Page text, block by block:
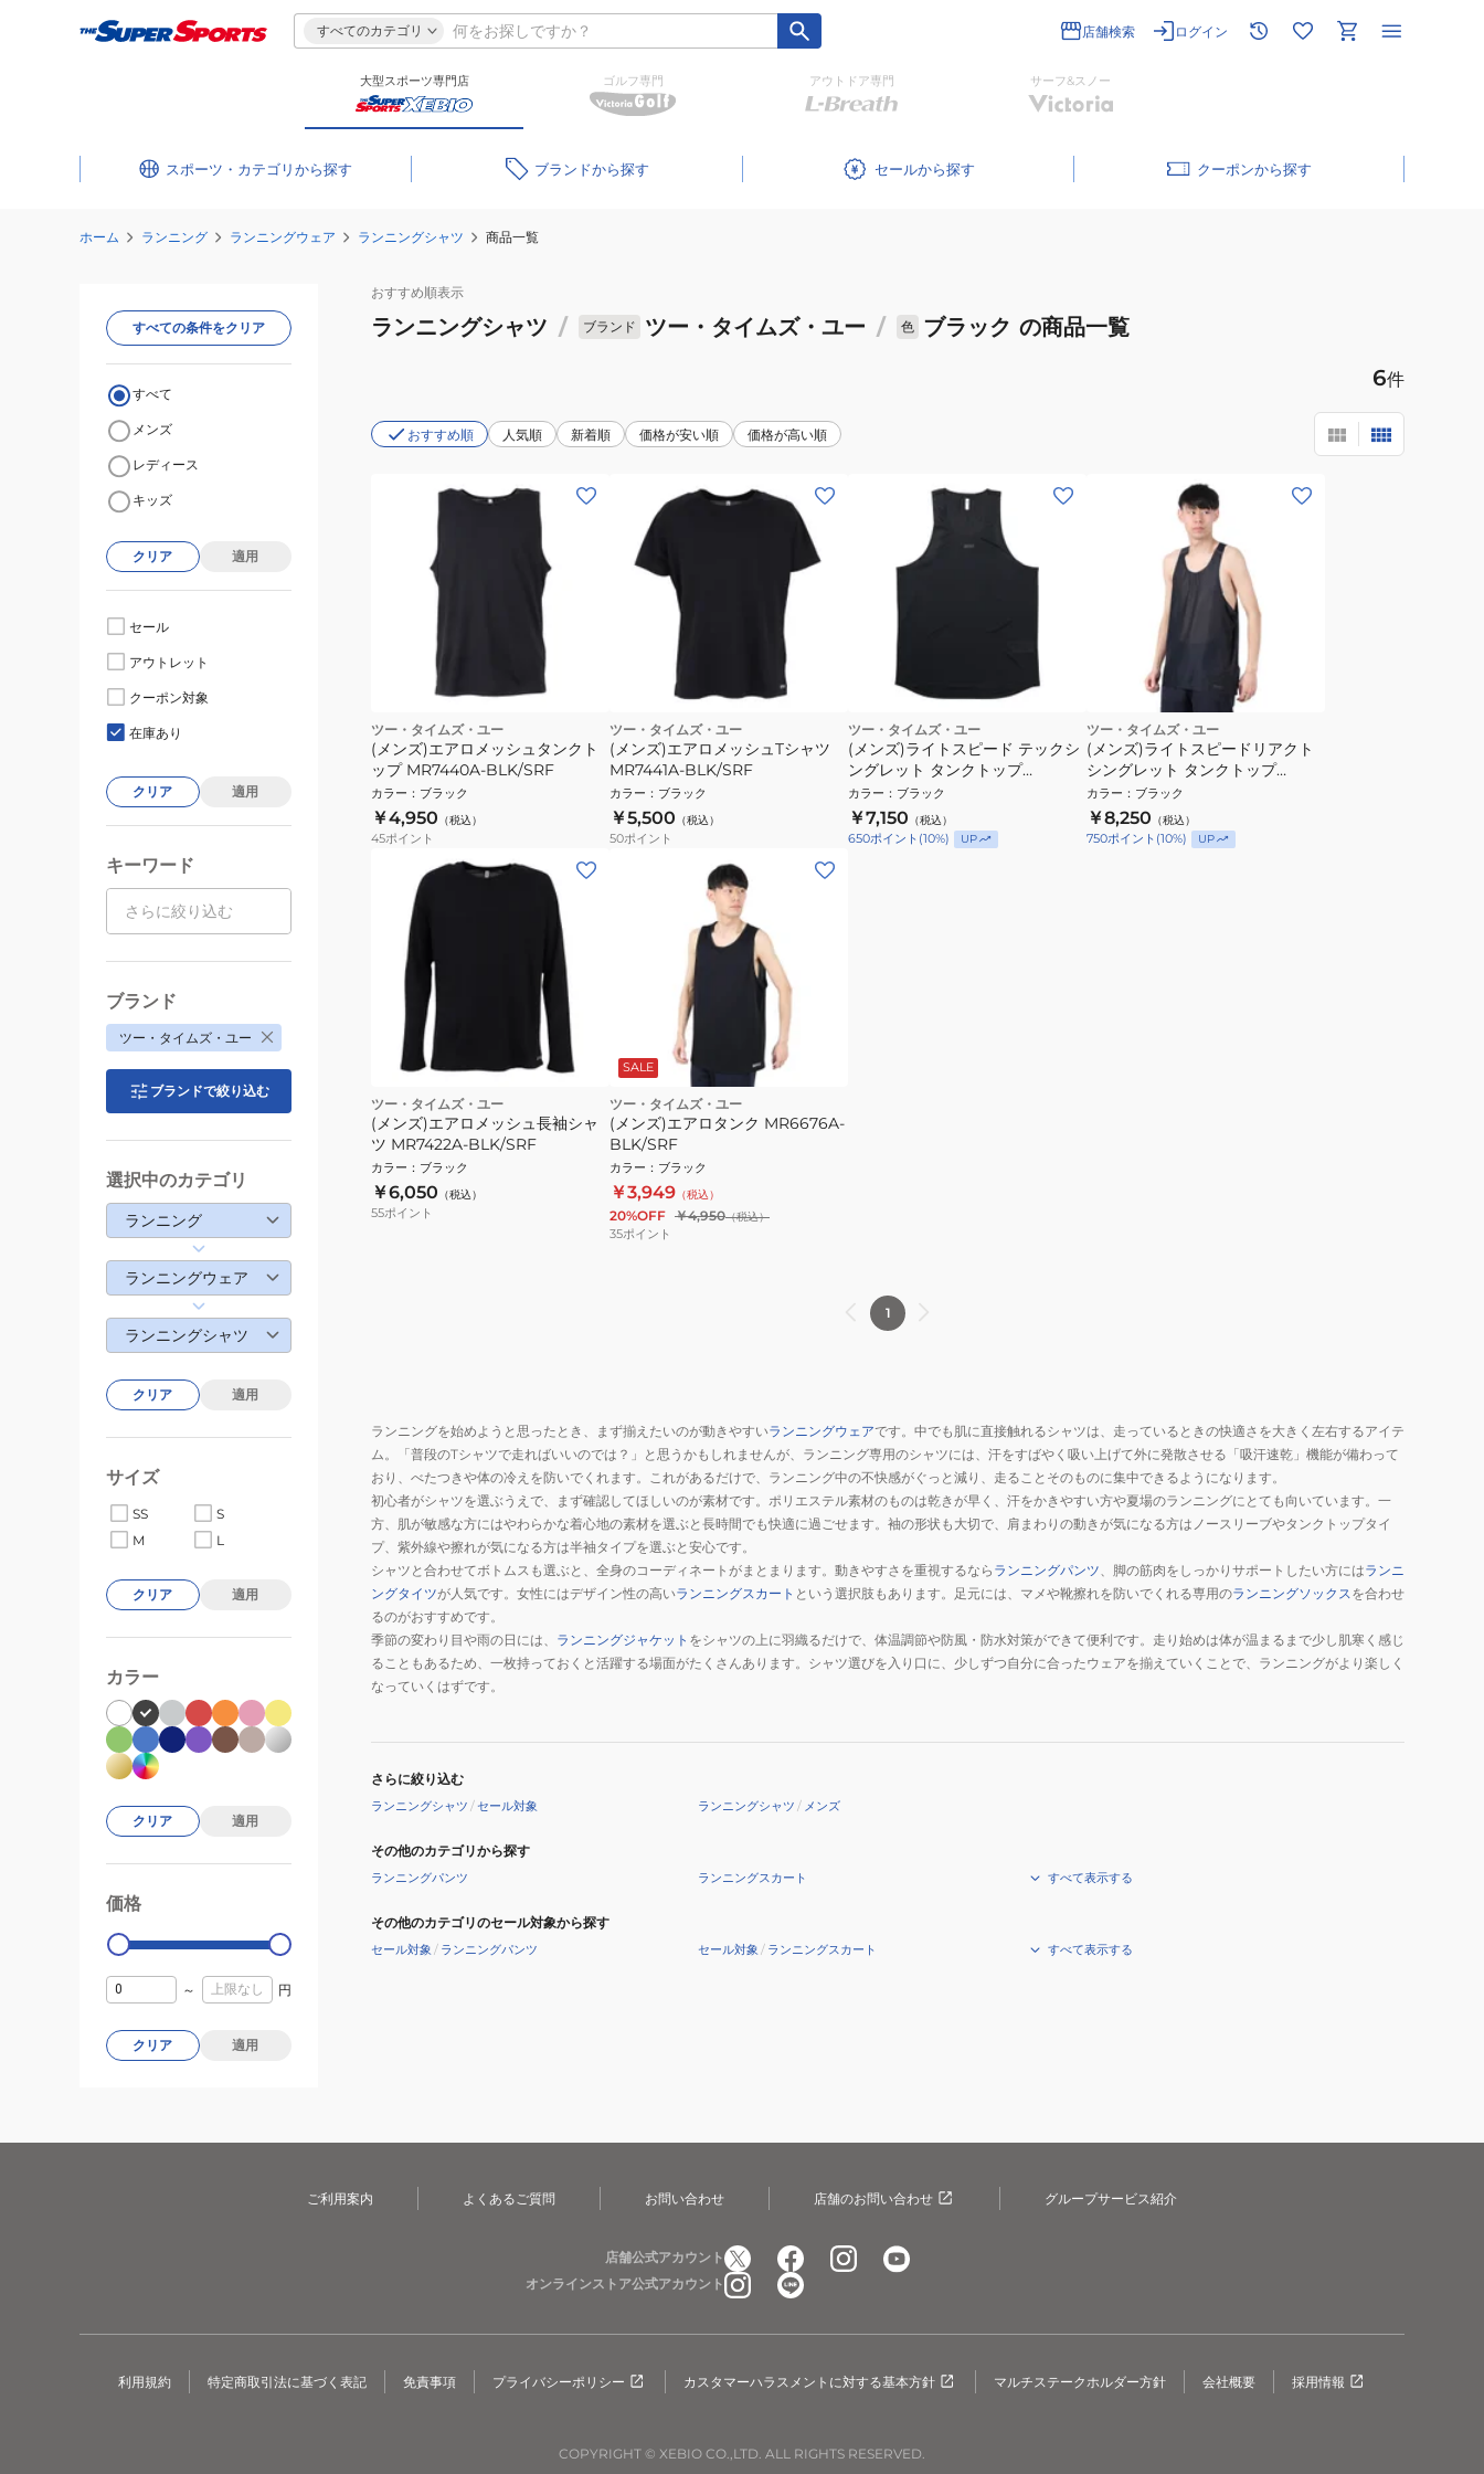
すべてのカテゴリ 店舗検索 ログイン
大型スポーツ専門店 ゴルフ専門 アウトドア専門 サーフ&スノー
スポーツ・カテゴリ ブランド セール クーポン
ホーム ランニング ランニングウェア ランニングシャツ 商品一覧
おすすめ順表示
ランニングシャツ / ブランド ツー・タイムズ・ユー / 色 ブラック の商品一覧
6件
おすすめ順 人気順 新着順 価格が安い順 価格が高い順
ツー・タイムズ・ユー
(メンズ)エアロメッシュタンクト
ップ MR7440A-BLK/SRF
カラー ： ブラック
￥4,950 （税込）
45ポイント
ツー・タイムズ・ユー
(メンズ)エアロメッシュTシャツ
MR7441A-BLK/SRF
カラー ： ブラック
￥5,500 （税込）
50ポイント
ツー・タイムズ・ユー
(メンズ)ライトスピード テックシ
ングレット タンクトップ
MR7151A-BLK/BRF
カラー ： ブラック
￥7,150 （税込）
650ポイント (10%) UP
ツー・タイムズ・ユー
(メンズ)ライトスピードリアクト
シングレット タンクトップ
MR7375A-BLK/BRF
カラー ： ブラック
￥8,250 （税込）
750ポイント (10%) UP
ツー・タイムズ・ユー
(メンズ)エアロメッシュ長袖シャ
ツ MR7422A-BLK/SRF
カラー ： ブラック
￥6,050 （税込）
55ポイント
SALE
ツー・タイムズ・ユー
(メンズ)エアロタンク MR6676A-
BLK/SRF
カラー ： ブラック
￥3,949 （税込）
20%OFF ￥4,950（税込）
35ポイント
1
ランニングを始めようと思ったとき、まず揃えたいのが動きやすいランニングウェアです。中でも肌に直接触れるシャツは、走っているときの快適さを大きく左右するアイテ
ム。「普段のTシャツで走ればいいのでは？」と思うかもしれませんが、ランニング専用のシャツには、汗をすばやく吸い上げて外に発散させる「吸汗速乾」機能が備わって
おり、べたつきや体の冷えを防いでくれます。これがあるだけで、ランニング中の不快感がぐっと減り、走ることそのものに集中できるようになります。
初心者がシャツを選ぶうえで、まず確認してほしいのが素材です。ポリエステル素材のものは乾きが早く、汗をかきやすい方や夏場のランニングにとても向いています。一
方、肌が敏感な方にはやわらかな着心地の素材を選ぶと長時間でも快適に過ごせます。袖の形状も大切で、肩まわりの動きが気になる方はノースリーブやタンクトップタイ
プ、紫外線や擦れが気になる方は半袖タイプを選ぶと安心です。
シャツと合わせてボトムスも選ぶと、全身のコーディネートがまとまります。動きやすさを重視するなら ランニングパンツ 、脚の筋肉をしっかりサポートしたい方にはランニ
ングタイツが人気です。女性にはデザイン性の高いランニングスカート という選択肢もあります。足元には、マメや靴擦れを防いでくれる専用のランニングソックス を合わせ
るのがおすすめです。
季節の変わり目や雨の日には、 ランニングジャケット をシャツの上に羽織るだけで、体温調節や防風・防水対策ができて便利です。走り始めは体が温まるまで少し肌寒く感じ
ることもあるため、一枚持っておくと活躍する場面がたくさんあります。シャツ選びを入り口に、少しずつ自分に合ったウェアを揃えていくことで、ランニングがより楽しく
なっていくはずです。
さらに絞り込む
ランニングシャツ /セール対象 ランニングシャツ / メンズ
その他のカテゴリから探す
ランニングパンツ ランニングスカート すべて表示する
その他のカテゴリのセール対象から探す
セール対象 / ランニングパンツ セール対象 / ランニングスカート すべて表示する
すべての条件をクリア
すべて
メンズ
レディース
キッズ
クリア 適用
セール
アウトレット
クーポン対象
在庫あり
クリア 適用
キーワード
ブランド
ツー・タイムズ・ユー
ブランドで絞り込む
選択中のカテゴリ
ランニング
ランニングウェア
ランニングシャツ
クリア 適用
サイズ
SS
S
M
L
クリア 適用
カラー
クリア 適用
価格
0
～ 円
クリア 適用
ご利用案内 よくあるご質問 お問い合わせ 店舗のお問い合わせ グループサービス紹介
店舗公式アカウント
オンラインストア公式アカウント
利用規約 特定商取引法に基づく表記 免責事項 プライバシーポリシー カスタマーハラスメントに対する基本方針 マルチステークホルダー方針 会社概要 採用情報
COPYRIGHT © XEBIO CO.,LTD. ALL RIGHTS RESERVED.